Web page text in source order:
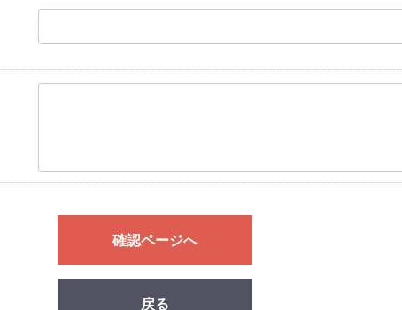
確認ページへ
戻る